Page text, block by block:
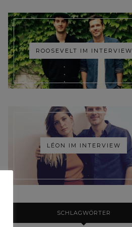
ROOSEVELT IM INTERVIEW
LÉON IM INTERVIEW
SCHLAGWÖRTER